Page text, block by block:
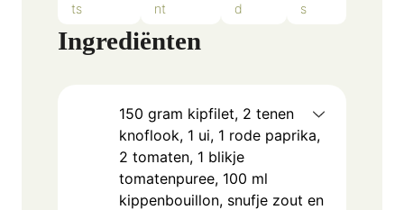
ts
nt
d
s
Ingrediënten
150 gram kipfilet, 2 tenen
knoflook, 1 ui, 1 rode paprika,
2 tomaten, 1 blikje
tomatenpuree, 100 ml
kippenbouillon, snufje zout en